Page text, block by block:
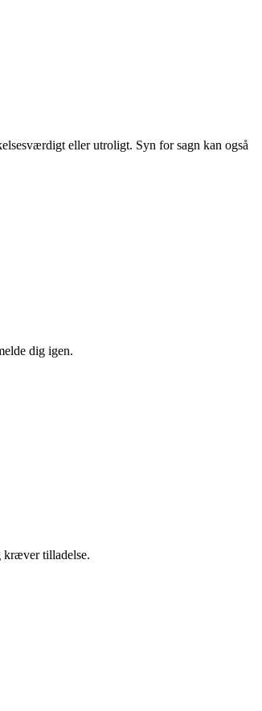
eller utroligt. Syn for sagn kan også
dig igen.
kræver tilladelse.